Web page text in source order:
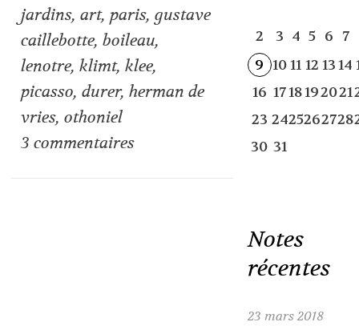
jardins,art, paris,gustave
caillebotte,boileau,
lenotre,klimt,klee,
picasso,durer,herman de
vries,othoniel
3 commentaires
2 3 4 5 6 7
9 1011 12 1314
16 1718192021
23 2425262728
30 31
Notes
récentes
23 mars 2018